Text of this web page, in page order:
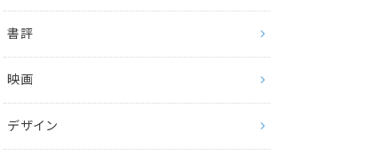
書評
映画
デザイン